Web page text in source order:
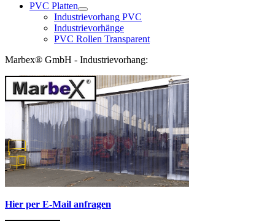
PVC Platten
Industrievorhang PVC
Industrievorhänge
PVC Rollen Transparent
Marbex® GmbH - Industrievorhang:
Hier per E-Mail anfragen